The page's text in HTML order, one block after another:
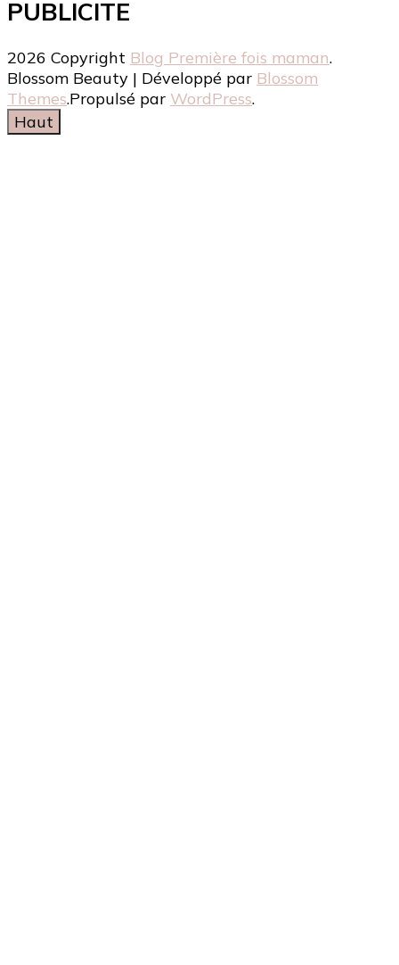
PUBLICITE
2026 Copyright Blog Première fois maman.
Blossom Beauty | Développé par Blossom
Themes.Propulsé par WordPress.
Haut